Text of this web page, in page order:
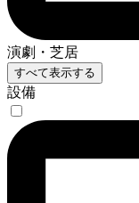
演劇・芝居
すべて表示する
設備